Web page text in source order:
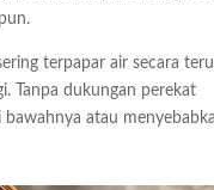
terpapar air secara
Tanpa dukungan perekat
atau